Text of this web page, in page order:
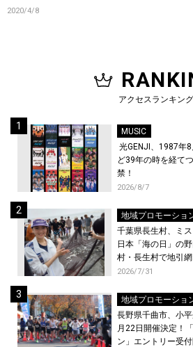
2020/4/8
アクセスランキング
MUSIC
光GENJI、1987年
ど39年の時を経て
禁！
2026/8/7
地域プロモーショ
千葉県長生村、ミ
日本「海の日」の
村・長生村で地引網
2026/7/31
地域プロモーショ
長野県千曲市、小
月22日開催決定！
ン」エントリー受付